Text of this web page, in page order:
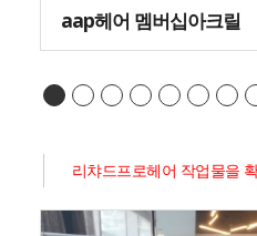
aap헤어 멤버십아크릴
리챠드프로헤어 작업물을